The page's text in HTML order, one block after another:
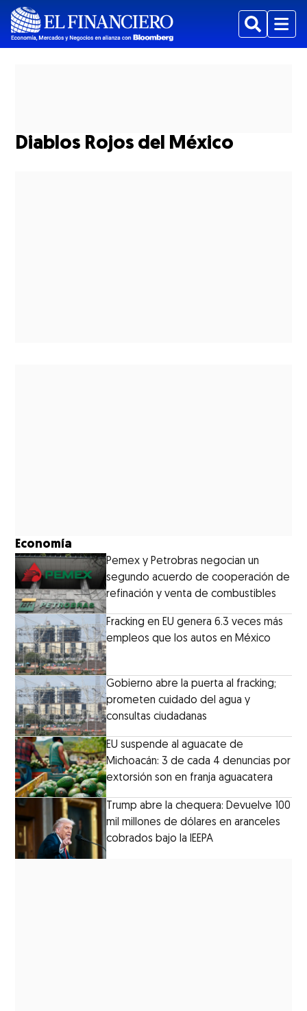
BuscarMenu
Diablos Rojos del México
Economía
Pemex y Petrobras negocian un
segundo acuerdo de cooperación de
refinación y venta de combustibles
Fracking en EU genera 6.3 veces más
empleos que los autos en México
Gobierno abre la puerta al fracking;
prometen cuidado del agua y
consultas ciudadanas
EU suspende al aguacate de
Michoacán: 3 de cada 4 denuncias por
extorsión son en franja aguacatera
Trump abre la chequera: Devuelve 100
mil millones de dólares en aranceles
cobrados bajo la IEEPA